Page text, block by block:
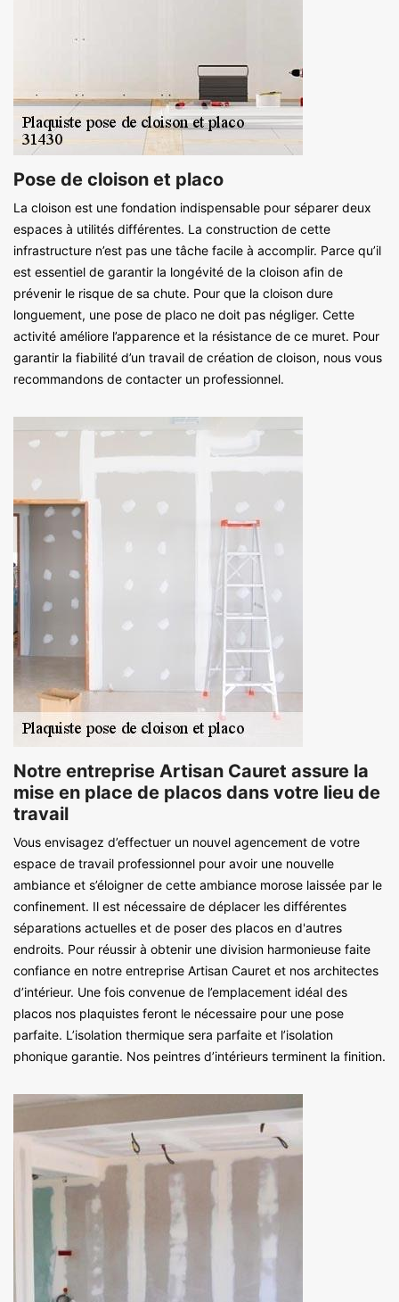
Pose de cloison et placo
La cloison est une fondation indispensable pour séparer deux
espaces à utilités différentes. La construction de cette
infrastructure n’est pas une tâche facile à accomplir. Parce qu’il
est essentiel de garantir la longévité de la cloison afin de
prévenir le risque de sa chute. Pour que la cloison dure
longuement, une pose de placo ne doit pas négliger. Cette
activité améliore l’apparence et la résistance de ce muret. Pour
garantir la fiabilité d’un travail de création de cloison, nous vous
recommandons de contacter un professionnel.
Notre entreprise Artisan Cauret assure la
mise en place de placos dans votre lieu de
travail
Vous envisagez d’effectuer un nouvel agencement de votre
espace de travail professionnel pour avoir une nouvelle
ambiance et s’éloigner de cette ambiance morose laissée par le
confinement. Il est nécessaire de déplacer les différentes
séparations actuelles et de poser des placos en d'autres
endroits. Pour réussir à obtenir une division harmonieuse faite
confiance en notre entreprise Artisan Cauret et nos architectes
d’intérieur. Une fois convenue de l’emplacement idéal des
placos nos plaquistes feront le nécessaire pour une pose
parfaite. L’isolation thermique sera parfaite et l’isolation
phonique garantie. Nos peintres d’intérieurs terminent la finition.